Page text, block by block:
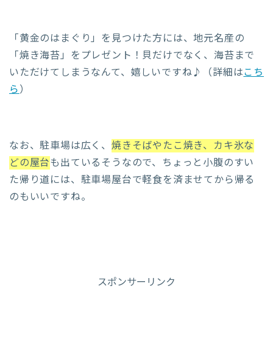
「黄金のはまぐり」を見つけた方には、地元名産の
「焼き海苔」をプレゼント！貝だけでなく、海苔まで
いただけてしまうなんて、嬉しいですね♪（詳細はこち
ら）
なお、駐車場は広く、 焼きそばやたこ焼き、カキ氷な
どの屋台も出ているそうなので、ちょっと小腹のすい
た帰り道には、駐車場屋台で軽食を済ませてから帰る
のもいいですね。
スポンサーリンク